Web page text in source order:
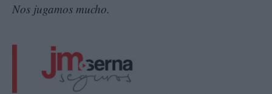
Nos jugamos mucho.